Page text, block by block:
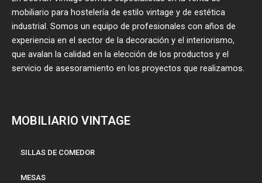
mobiliario para hostelería de estilo vintage y de estética
industrial. Somos un equipo de profesionales con años de
experiencia en el sector de la decoración y el interiorismo,
que avalan la calidad en la elección de los productos y el
servicio de asesoramiento en los proyectos que realizamos.
MOBILIARIO VINTAGE
SILLAS DE COMEDOR
MESAS